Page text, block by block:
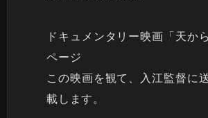
ドキュメンタリー映画「天か
ページ
この映画を観て、入江監督に
載します。